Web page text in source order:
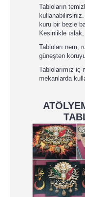
Tabloların
kuru bir bezle
Kesinlikle
Tabloları nem,
güneşten
Tablolarımız iç
mekanlarda